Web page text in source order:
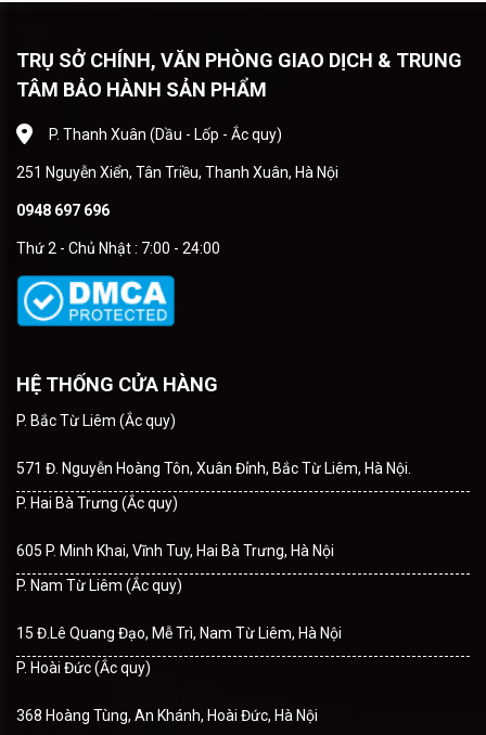
TRỤ SỞ CHÍNH, VĂN PHÒNG GIAO DỊCH & TRUNG
TÂM BẢO HÀNH SẢN PHẨM
P. Thanh Xuân (Dầu - Lốp - Ắc quy)
251 Nguyễn Xiển, Tân Triều, Thanh Xuân, Hà Nội
0948 697 696
Thứ 2 - Chủ Nhật : 7:00 - 24:00
HỆ THỐNG CỬA HÀNG
P. Bắc Từ Liêm (Ắc quy)
571 Đ. Nguyễn Hoàng Tôn, Xuân Đỉnh, Bắc Từ Liêm, Hà Nội.
P. Hai Bà Trưng (Ắc quy)
605 P. Minh Khai, Vĩnh Tuy, Hai Bà Trưng, Hà Nội
P. Nam Từ Liêm (Ắc quy)
15 Đ.Lê Quang Đạo, Mễ Trì, Nam Từ Liêm, Hà Nội
P. Hoài Đức (Ắc quy)
368 Hoàng Tùng, An Khánh, Hoài Đức, Hà Nội